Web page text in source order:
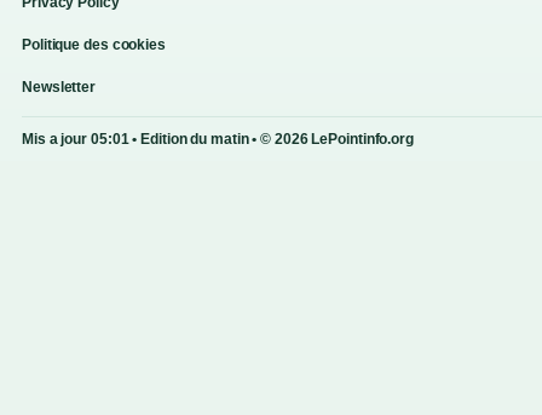
Politique des cookies
Newsletter
Mis a jour 05:01 • Edition du matin • © 2026 LePointinfo.org